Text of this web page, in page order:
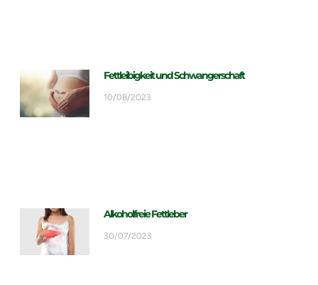
Fettleibigkeit und Schwangerschaft
10/08/2023
Alkoholfreie Fettleber
30/07/2023